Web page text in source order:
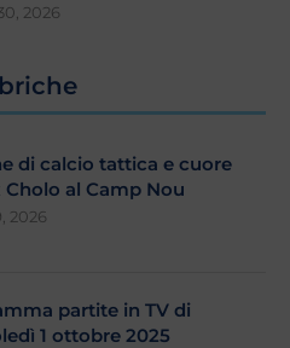
2026
di calcio tattica e cuore
Cholo al Camp Nou
2026
partite in TV di
1 ottobre 2025